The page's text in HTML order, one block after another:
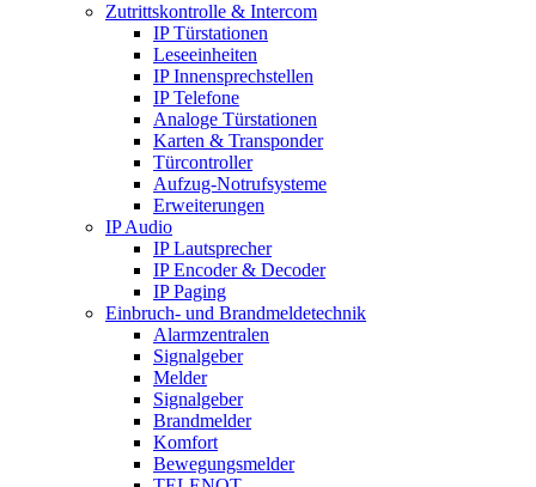
Zutrittskontrolle & Intercom
IP Türstationen
Leseeinheiten
IP Innensprechstellen
IP Telefone
Analoge Türstationen
Karten & Transponder
Türcontroller
Aufzug-Notrufsysteme
Erweiterungen
IP Audio
IP Lautsprecher
IP Encoder & Decoder
IP Paging
Einbruch- und Brandmeldetechnik
Alarmzentralen
Signalgeber
Melder
Signalgeber
Brandmelder
Komfort
Bewegungsmelder